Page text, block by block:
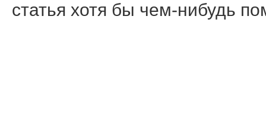
статья хотя бы чем-нибудь